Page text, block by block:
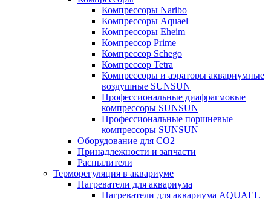
Компрессоры Naribo
Компрессоры Aquael
Компрессоры Eheim
Компрессор Prime
Компрессор Schego
Компрессор Tetra
Компрессоры и аэраторы аквариумные
воздушные SUNSUN
Профессиональные диафрагмовые
компрессоры SUNSUN
Профессиональные поршневые
компрессоры SUNSUN
Оборудование для CO2
Принадлежности и запчасти
Распылители
Терморегуляция в аквариуме
Нагреватели для аквариума
Нагреватели для аквариума AQUAEL